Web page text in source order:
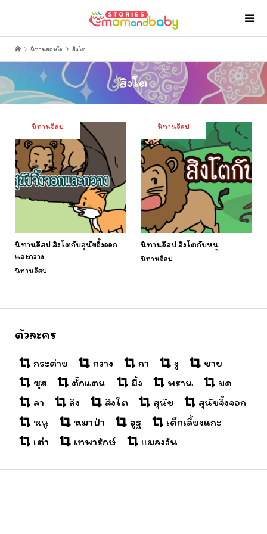
นิทานสอนใจ สิงโต
สิงโต
นิทานอีสป
นิทานอีสป สิงโตกับสุนัขจิ้งจอก
และกวาง
นิทานอีสป
นิทานอีสป
นิทานอีสป สิงโตกับหนู
นิทานอีสป
ตัวละคร
กระต่าย กวาง กา งู
ชาย
ซุส
ตั๊กแตน ผึ้ง พราน
มด
ลา
ลิง สิงโต สุนัข
สุนัขจิ้งจอก
หนู
หมาป่า อูฐ
เด็กเลี้ยงแกะ
เต่า
เทพารักษ์ แมลงวัน